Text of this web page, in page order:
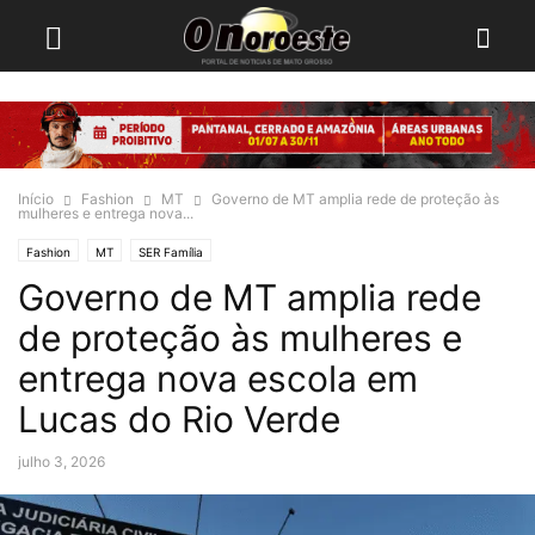
Início Fashion MT
Governo de MT amplia rede de proteção às
mulheres e entrega nova...
Fashion MT SER Família
Governo de MT amplia rede
de proteção às mulheres e
entrega nova escola em
Lucas do Rio Verde
julho 3, 2026